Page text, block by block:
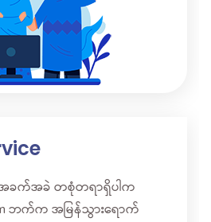
အခက်အခဲ တစုံတရာရှိပါက
ဘက်က အမြန်သွားရောက်